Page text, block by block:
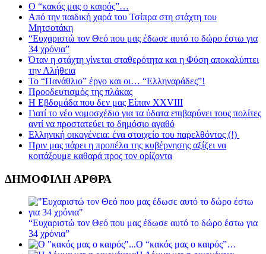
Ο “κακός μας ο καιρός”…
Από την παιδική χαρά του Τσίπρα στη στάχτη του
Μητσοτάκη
“Ευχαριστώ τον Θεό που μας έδωσε αυτό το δώρο έστω για
34 χρόνια”
Όταν η στάχτη γίνεται σταθερότητα και η Φύση αποκαλύπτει
την Αλήθεια
Το “Πανάθλιο” έργο και οι… “Ελληναράδες”!
Προοδευτισμός της πλάκας
Η Εβδομάδα που δεν μας Είπαν XXVIII
Γιατί το νέο νομοσχέδιο για τα ύδατα επιβαρύνει τους πολίτες
αντί να προστατεύει το δημόσιο αγαθό
Ελληνική οικογένεια: ένα στοιχείο του παρελθόντος (!)
Πριν μας πάρει η προπέλα της κυβέρνησης αξίζει να
κοιτάξουμε καθαρά προς τον ορίζοντα
ΔΗΜΟΦΙΛΗ ΑΡΘΡΑ
“Ευχαριστώ τον Θεό που μας έδωσε αυτό το δώρο έστω για
34 χρόνια”
Ο “κακός μας ο καιρός”…